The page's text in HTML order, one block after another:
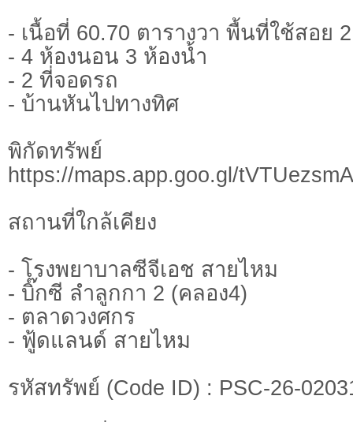
- เนื้อที่ 60.70 ตารางวา พื้นที่ใช้สอย
- 4 ห้องนอน 3 ห้องน้ำ
- 2 ที่จอดรถ
- บ้านหันไปทางทิศ
พิกัดทรั
https://maps.app.goo.gl/
สถานที่ใกล้เคียง
- โรงพยาบาลซีจีเอช สายไหม
- บิ๊กซี ลำลูกกา 2 (คลอง4)
- ตลาดวงศกร
- ฟู้ดแลนด์ สายไหม
รหัสทรัพย์ (Code ID) : PSC-26-